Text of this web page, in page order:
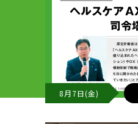
8月7日(金)